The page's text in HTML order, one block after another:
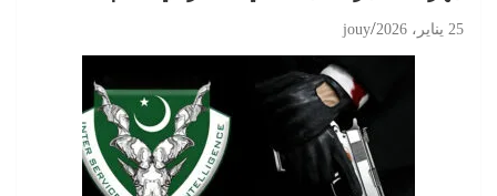
25 يناير، 2026 jouy